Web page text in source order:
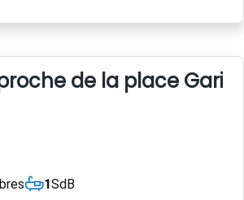
de la place
1SdB